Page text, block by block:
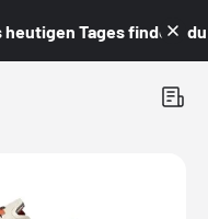
Tages findest du